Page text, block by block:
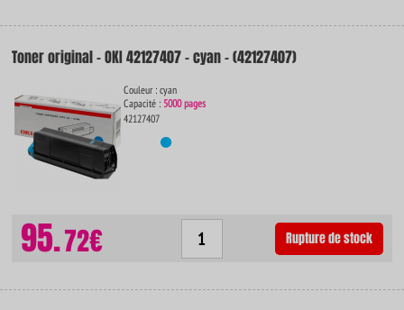
Toner original - OKI 42127407 - cyan - (42127407)
Couleur : cyan
Capacité :5000 pages
42127407
95.72€ Rupture de stock